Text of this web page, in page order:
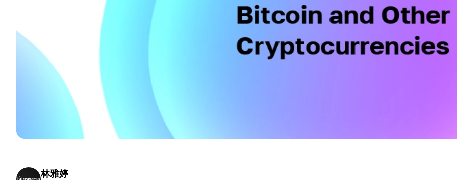
林雅婷